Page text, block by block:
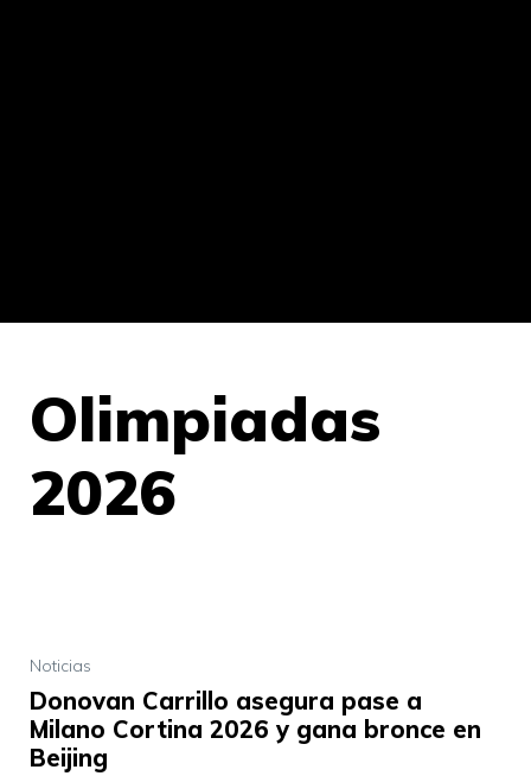
Olimpiadas
2026
Noticias
Donovan Carrillo asegura pase a
Milano Cortina 2026 y gana bronce en
Beijing